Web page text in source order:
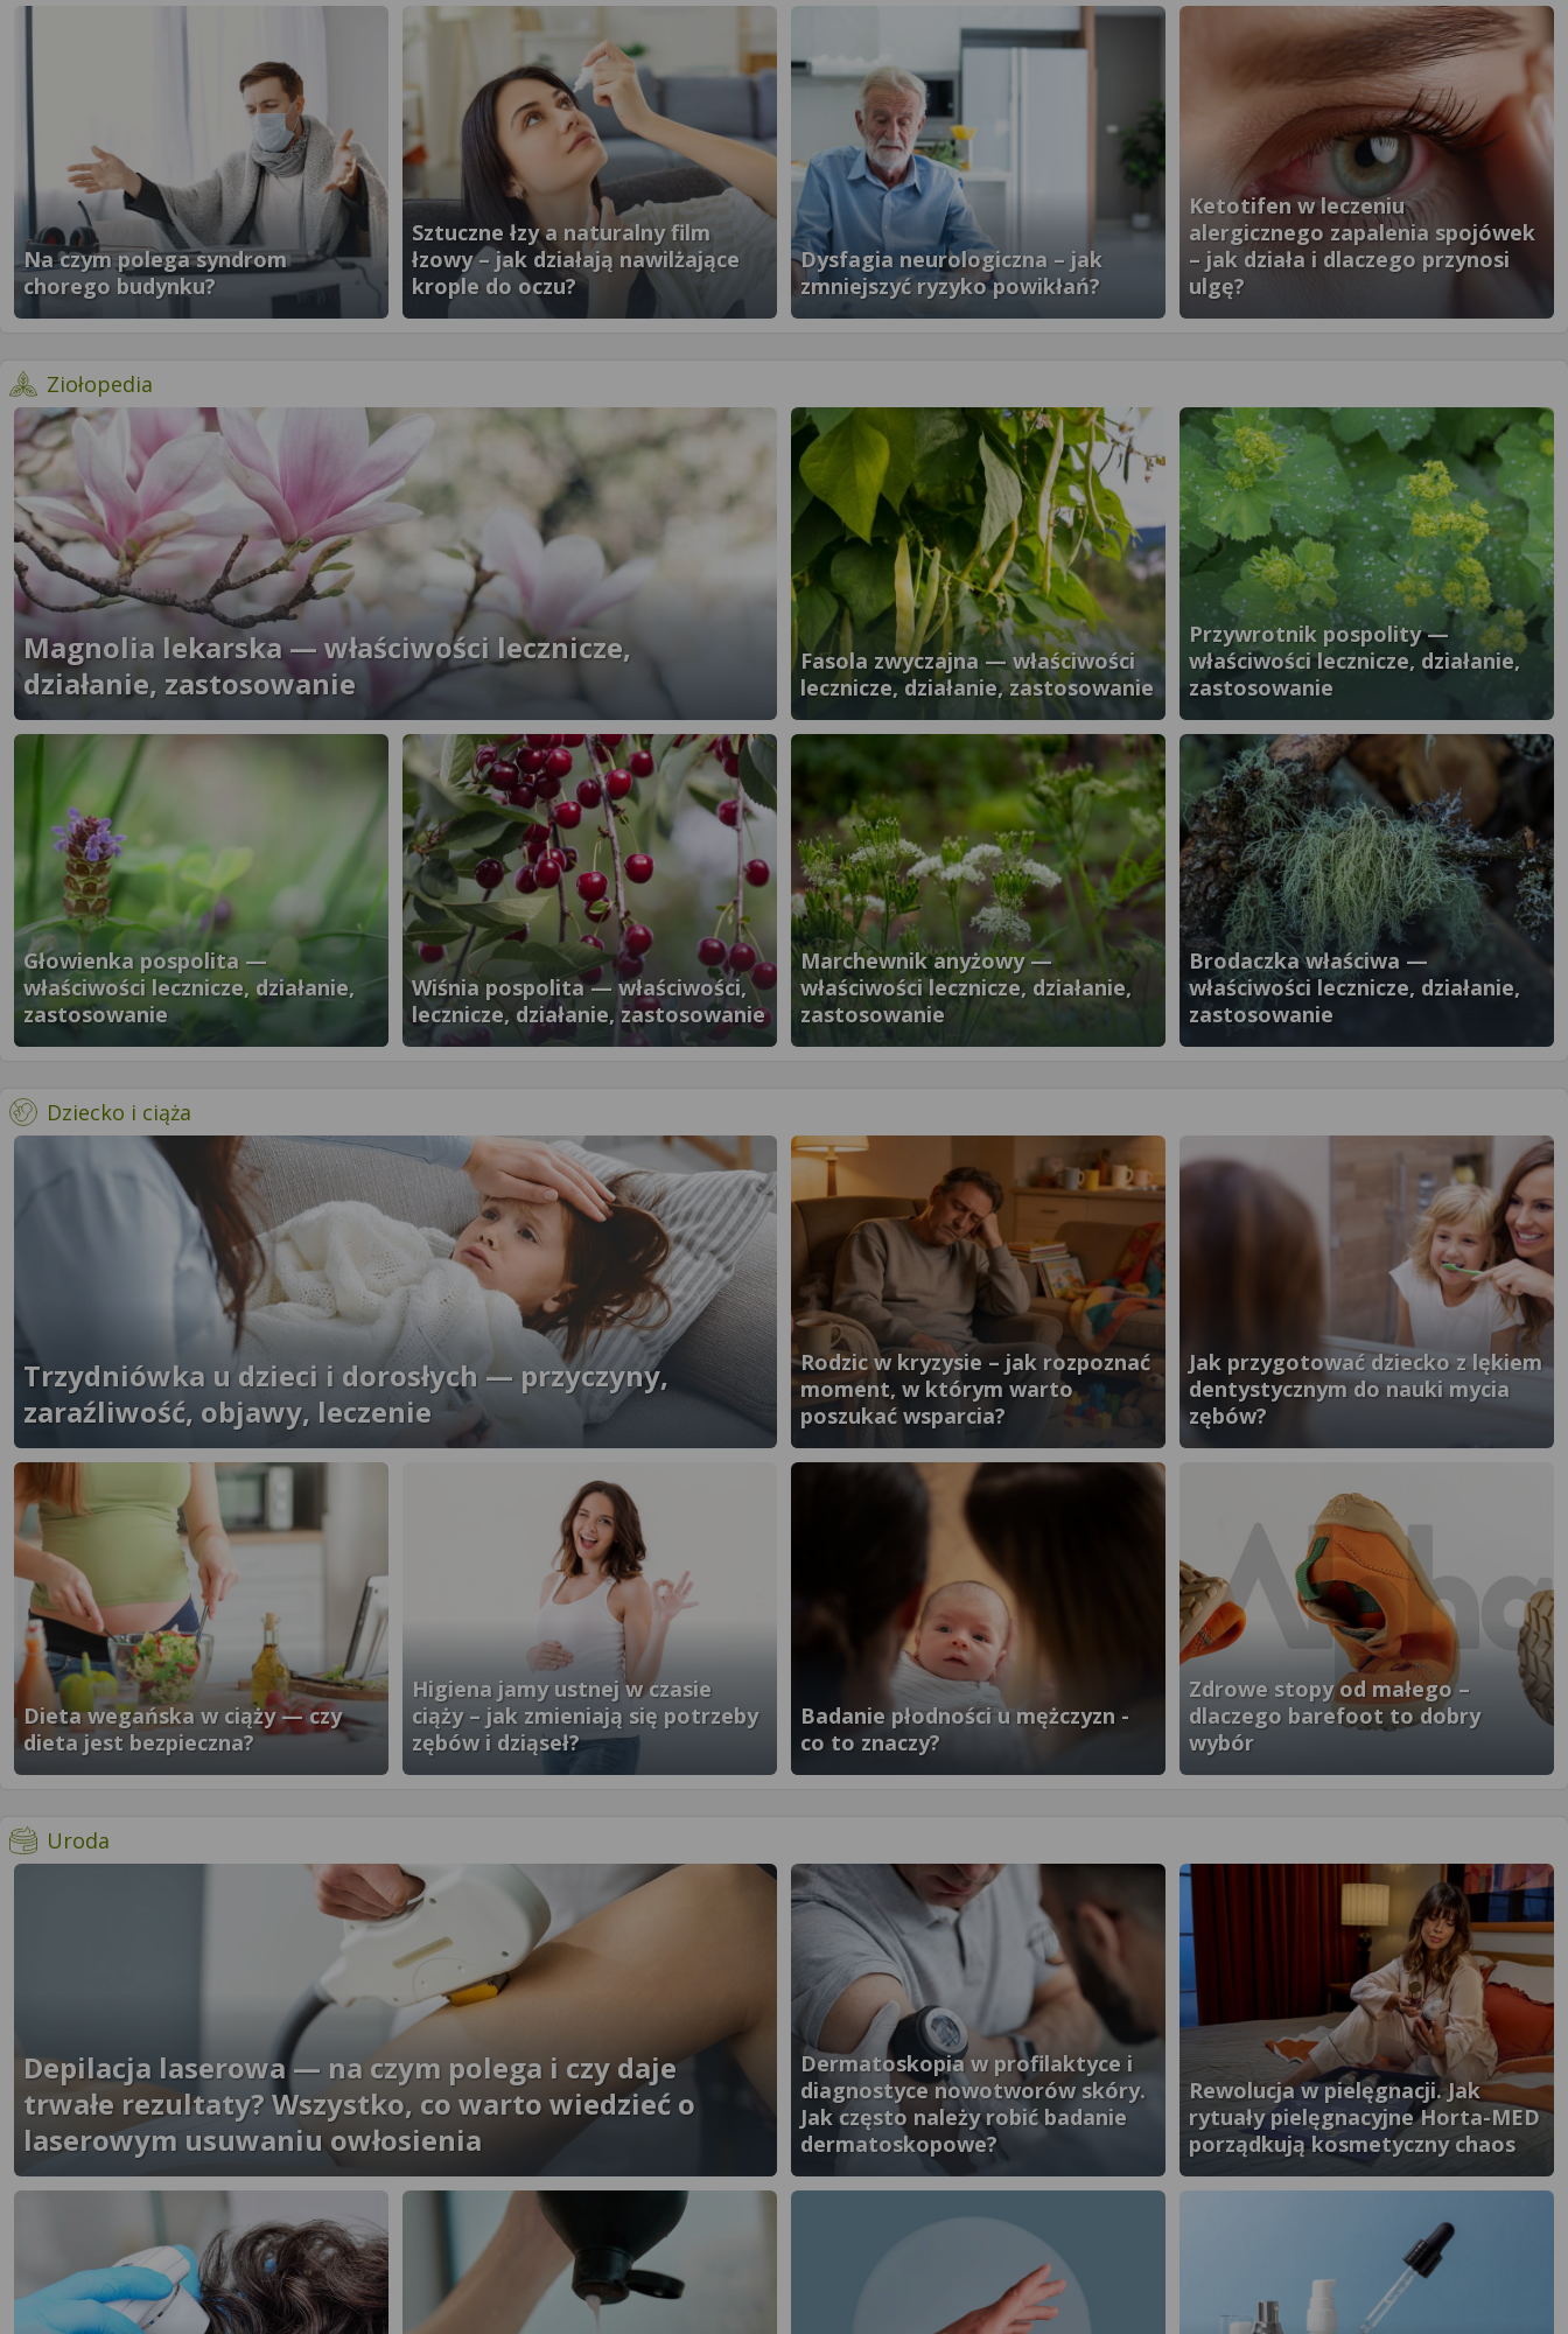
Na czym polega syndrom
chorego budynku?
Sztuczne łzy a naturalny film
łzowy – jak działają nawilżające
krople do oczu?
Dysfagia neurologiczna – jak
zmniejszyć ryzyko powikłań?
Ketotifen w leczeniu
alergicznego zapalenia spojówek
– jak działa i dlaczego przynosi
ulgę?
Ziołopedia
}" />
Magnolia lekarska — właściwości lecznicze,
działanie, zastosowanie
}" />
Fasola zwyczajna — właściwości
lecznicze, działanie, zastosowanie
}" />
Przywrotnik pospolity —
właściwości lecznicze, działanie,
zastosowanie
Głowienka pospolita —
właściwości lecznicze, działanie,
zastosowanie
Wiśnia pospolita — właściwości,
lecznicze, działanie, zastosowanie
Marchewnik anyżowy —
właściwości lecznicze, działanie,
zastosowanie
Brodaczka właściwa —
właściwości lecznicze, działanie,
zastosowanie
Dziecko i ciąża
}" />
Trzydniówka u dzieci i dorosłych — przyczyny,
zaraźliwość, objawy, leczenie
}" />
Rodzic w kryzysie – jak rozpoznać
moment, w którym warto
poszukać wsparcia?
Jak przygotować dziecko z lękiem
dentystycznym do nauki mycia
zębów?
Dieta wegańska w ciąży — czy
dieta jest bezpieczna?
Higiena jamy ustnej w czasie
ciąży – jak zmieniają się potrzeby
zębów i dziąseł?
Badanie płodności u mężczyzn -
co to znaczy?
Zdrowe stopy od małego –
dlaczego barefoot to dobry
wybór
Uroda
}" />
Depilacja laserowa — na czym polega i czy daje
trwałe rezultaty? Wszystko, co warto wiedzieć o
laserowym usuwaniu owłosienia
}" />
Dermatoskopia w profilaktyce i
diagnostyce nowotworów skóry.
Jak często należy robić badanie
dermatoskopowe?
}" />
Rewolucja w pielęgnacji. Jak
rytuały pielęgnacyjne Horta-MED
porządkują kosmetyczny chaos